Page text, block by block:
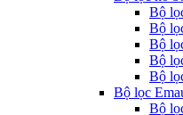
Bộ
Bộ
Bộ
Bộ
Bộ
Bộ lọc
Bộ